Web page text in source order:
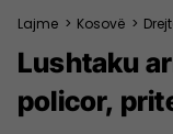
Lajme > Kosovë >
Lushtaku
policor,